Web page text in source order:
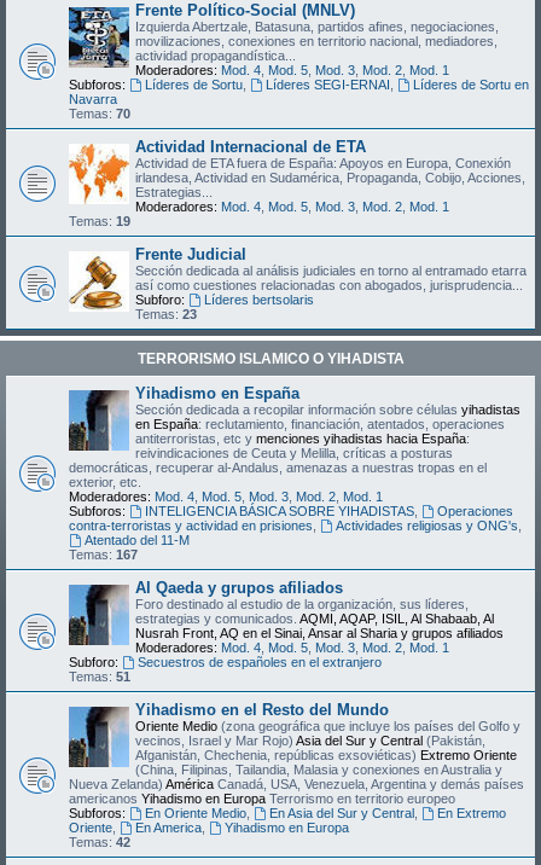
Frente Político-Social (MNLV)
Izquierda Abertzale, Batasuna, partidos afines, negociaciones,
movilizaciones, conexiones en territorio nacional, mediadores,
actividad propagandística...
Moderadores: Mod. 4 Mod. 5 Mod. 3 Mod. 2 Mod. 1
Subforos:
Líderes de Sortu, Líderes SEGI-ERNAI
Líderes de Sortu en
Navarra
Temas: 70
Actividad Internacional de ETA
Actividad de ETA fuera de España: Apoyos en Europa, Conexión
irlandesa, Actividad en Sudamérica, Propaganda, Cobijo, Acciones,
Estrategias...
Moderadores: Mod. 4 Mod. 5 Mod. 3 Mod. 2 Mod. 1
Temas: 19
Frente Judicial
Sección dedicada al análisis judiciales en torno al entramado etarra
así como cuestiones relacionadas con abogados, jurisprudencia...
Subforo:
Líderes bertsolaris
Temas: 23
TERRORISMO ISLAMICO O YIHADISTA
Yihadismo en España
Sección dedicada a recopilar información sobre células yihadistas
en España: reclutamiento, financiación, atentados, operaciones
antiterroristas, etc y menciones yihadistas hacia España:
reivindicaciones de Ceuta y Melilla, críticas a posturas
democráticas, recuperar al-Andalus, amenazas a nuestras tropas en el
exterior, etc.
Moderadores: Mod. 4 Mod. 5 Mod. 3 Mod. 2 Mod. 1
Subforos:
INTELIGENCIA BÁSICA SOBRE YIHADISTAS,
Operaciones
contra-terroristas y actividad en prisiones
Actividades religiosas y ONG's
Atentado del 11-M
Temas: 167
Al Qaeda y grupos afiliados
Foro destinado al estudio de la organización, sus líderes,
estrategias y comunicados. AQMI, AQAP, ISIL, Al Shabaab, Al
Nusrah Front, AQ en el Sinai, Ansar al Sharia y grupos afiliados
Moderadores: Mod. 4 Mod. 5 Mod. 3 Mod. 2 Mod. 1
Subforo:
Secuestros de españoles en el extranjero
Temas: 51
Yihadismo en el Resto del Mundo
Oriente Medio (zona geográfica que incluye los países del Golfo y
vecinos, Israel y Mar Rojo) Asia del Sur y Central (Pakistán,
Afganistán, Chechenia, repúblicas exsoviéticas) Extremo Oriente
(China, Filipinas, Tailandia, Malasia y conexiones en Australia y
Nueva Zelanda) América Canadá, USA, Venezuela, Argentina y demás países
americanos Yihadismo en Europa Terrorismo en territorio europeo
Subforos:
En Oriente Medio, En Asia del Sur y Central,
En Extremo
Oriente
En America,
Yihadismo en Europa
Temas: 42